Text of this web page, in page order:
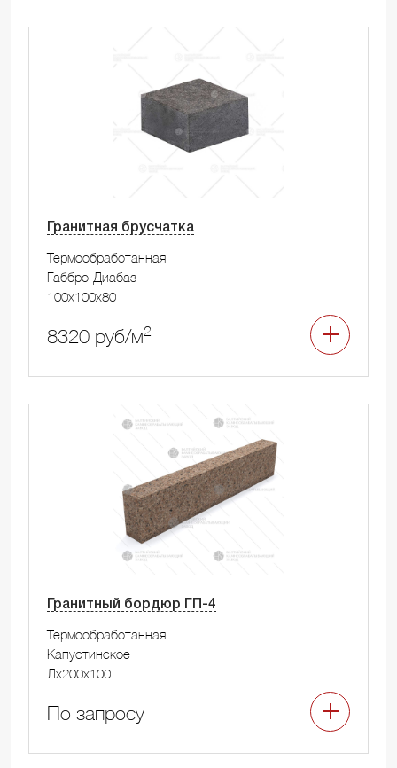
Гранитная брусчатка
Термообработанная
Габбро-Диабаз
100x100x80
8320 руб/м2
Гранитный бордюр ГП-4
Термообработанная
Капустинское
Лx200x100
По запросу